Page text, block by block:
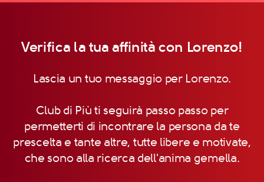
Verifica la tua affinità con Lorenzo!
Lascia un tuo messaggio per Lorenzo.
Club di Più ti seguirà passo passo per
permetterti di incontrare la persona da te
prescelta e tante altre, tutte libere e motivate,
che sono alla ricerca dell'anima gemella.